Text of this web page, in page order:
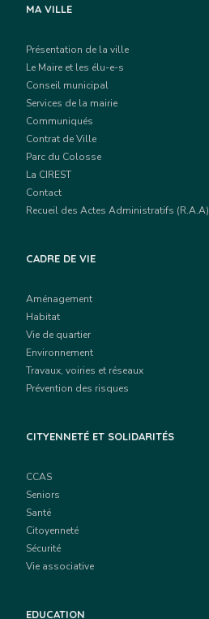
MA VILLE
Présentation de la ville
Le Maire et les élu-e-s
Conseil municipal
Services de la mairie
Communiqués
Contrat de Ville
Parc du Colosse
La CIREST
Contact
Recueil des Actes Administratifs (R.A.A)
CADRE DE VIE
Aménagement
Habitat
Vie de quartier
Environnement
Travaux, voiries et réseaux
Prévention des risques
CITYENNETÉ ET SOLIDARITÉS
CCAS
Seniors
Santé
Citoyenneté
Sécurité
Vie associative
EDUCATION